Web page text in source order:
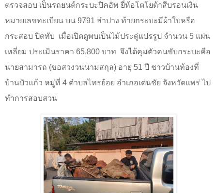
ตรวจสอบ เป็นรถยนต์กระบะปิคอัพ ยี่ห้อโตโยต้าสีบรอนเงิน
หมายเลขทะเบียน บน 9791 ลำปาง ท้ายกระบะมีผ้าใบหรือ
กระสอบ ปิดทับ เมื่อเปิดดูพบเป็นไม้ประดู่แปรรูป จำนวน 5 แผ่น
เหลี่ยม ประเมินราคา 65,800 บาท จึงได้คุมตัวคนขับกระบะคือ
นายสามารถ (ขอสวงวนนามสกุล) อายุ 51 ปี ชาวบ้านท้องที่
บ้านบัวแก้ว หมู่ที่ 4 ตำบลไทรย้อย อำเภอเด่นชัย จังหวัดแพร่ ไป
ทำการสอบสวน